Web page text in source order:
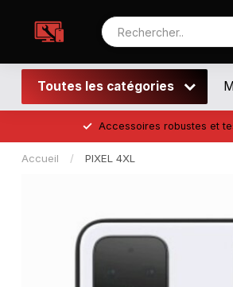
Toutes les catégories
Accessoires robustes et
Accueil / PIXEL 4XL